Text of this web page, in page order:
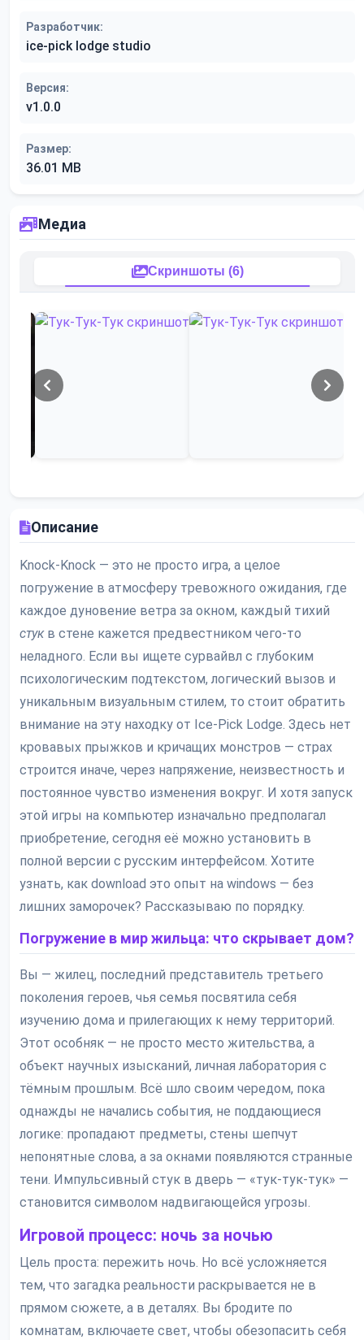
Разработчик:
ice-pick lodge studio
Версия:
v1.0.0
Размер:
36.01 MB
Медиа
Скриншоты (6)
Описание
Knock-Knock — это не просто игра, а целое
погружение в атмосферу тревожного ожидания, где
каждое дуновение ветра за окном, каждый тихий
стукв стене кажется предвестником чего-то
неладного. Если вы ищете сурвайвл с глубоким
психологическим подтекстом, логический вызов и
уникальным визуальным стилем, то стоит обратить
внимание на эту находку от Ice-Pick Lodge. Здесь нет
кровавых прыжков и кричащих монстров — страх
строится иначе, через напряжение, неизвестность и
постоянное чувство изменения вокруг. И хотя запуск
этой игры на компьютер изначально предполагал
приобретение, сегодня её можно установить в
полной версии с русским интерфейсом. Хотите
узнать, как download это опыт на windows — без
лишних заморочек? Рассказываю по порядку.
Погружение в мир жильца: что скрывает дом?
Вы — жилец, последний представитель третьего
поколения героев, чья семья посвятила себя
изучению дома и прилегающих к нему территорий.
Этот особняк — не просто место жительства, а
объект научных изысканий, личная лаборатория с
тёмным прошлым. Всё шло своим чередом, пока
однажды не начались события, не поддающиеся
логике: пропадают предметы, стены шепчут
непонятные слова, а за окнами появляются странные
тени. Импульсивный стук в дверь — «тук-тук-тук» —
становится символом надвигающейся угрозы.
Игровой процесс: ночь за ночью
Цель проста: пережить ночь. Но всё усложняется
тем, что загадка реальности раскрывается не в
прямом сюжете, а в деталях. Вы бродите по
комнатам, включаете свет, чтобы обезопасить себя